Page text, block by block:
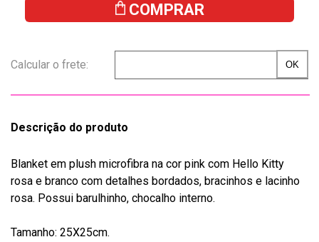
COMPRAR
Descrição do produto
Blanket em plush microfibra na cor pink com Hello Kitty
rosa e branco com detalhes bordados, bracinhos e lacinho
rosa. Possui barulhinho, chocalho interno.
Tamanho: 25X25cm.